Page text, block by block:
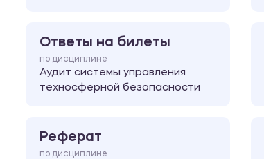
Ответы на билеты
по дисциплине
Аудит системы управления
техносферной безопасности
Реферат
по дисциплине